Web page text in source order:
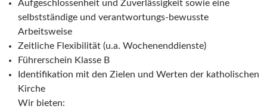
Aufgeschlossenheit und Zuverlässigkeit sowie eine
selbstständige und verantwortungs-bewusste
Arbeitsweise
Zeitliche Flexibilität (u.a. Wochenenddienste)
Führerschein Klasse B
Identifikation mit den Zielen und Werten der katholischen
Kirche
Wir bieten: